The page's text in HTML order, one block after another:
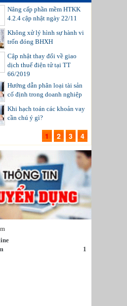
Nâng cấp phần mềm HTKK
4.2.4 cập nhật ngày 22/11
Không xử lý hình sự hành vi
trốn đóng BHXH
Cập nhật thay đổi về giao
dịch thuế điện tử tại TT
66/2019
Hướng dẫn phân loại tài sản
cố định trong doanh nghiệp
Khi hạch toán các khoản vay
cần chú ý gì?
1 2 3 4
1